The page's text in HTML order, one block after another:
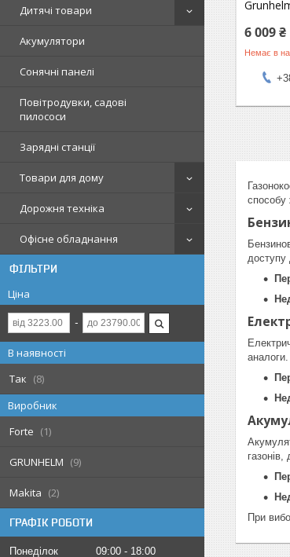
Дитячі товари
Акумулятори
Сонячні панелі
Повітродувки, садові
пилососи
Зарядні станції
Товари для дому
Дорожня техніка
Офісне обладнання
ФІЛЬТРИ
Ціна
В наявності
Так
8
Виробник
Forte
1
GRUNHELM 9
Makita 2
ГРАФІК РОБОТИ
Понеділок 09:00
18:00
6 009 ₴
Немає в
способу
доступу
При